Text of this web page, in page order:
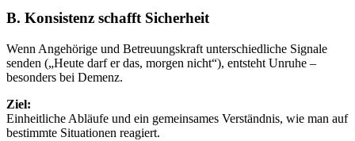
B. Konsistenz schafft Sicherheit
Wenn Angehörige und Betreuungskraft unterschiedliche Signale
senden („Heute darf er das, morgen nicht“), entsteht Unruhe –
besonders bei Demenz.
Ziel:
Einheitliche Abläufe und ein gemeinsames Verständnis, wie man auf
bestimmte Situationen reagiert.